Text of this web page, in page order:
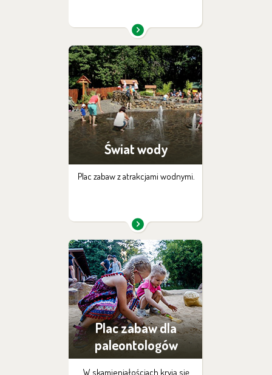
Świat wody
Plac zabaw z atrakcjami wodnymi.
Plac zabaw dla
paleontologów
W skamieniałościach kryją się